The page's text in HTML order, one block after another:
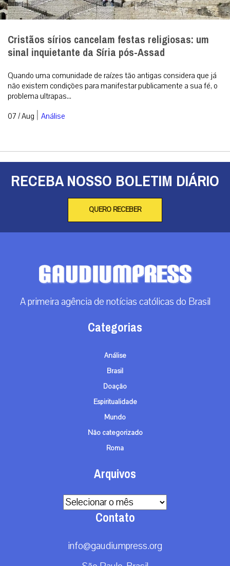
Cristãos sírios cancelam festas religiosas: um
sinal inquietante da Síria pós-Assad
Quando uma comunidade de raízes tão antigas considera que já
não existem condições para manifestar publicamente a sua fé, o
problema ultrapas...
07 / Aug | Análise
RECEBA NOSSO BOLETIM DIÁRIO
QUERO RECEBER
A primeira agência de notícias católicas do Brasil
Categorias
Análise
Brasil
Doação
Espiritualidade
Mundo
Não categorizado
Roma
Arquivos
Arquivos
Contato
info@gaudiumpress.org